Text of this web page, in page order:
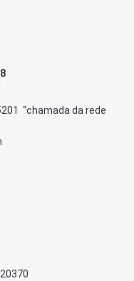
“chamada da rede